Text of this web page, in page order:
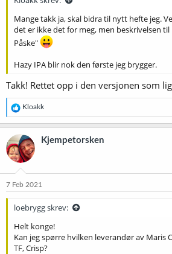
Mange takk ja, skal bidra til nytt hefte jeg.
det er ikke det for meg, men beskrivelsen til
Påske"
Hazy IPA blir nok den første jeg brygger.
Takk! Rettet opp i den versjonen som
R
e
a
k
s
j
o
e
Kloakk
Kjempetorsken
7 Feb 2021
loebrygg skrev:
Helt konge!
Kan jeg spørre hvilken leverandør av Maris
TF, Crisp?